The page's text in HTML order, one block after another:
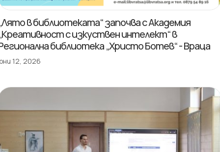
в библиотеката“ започва с Академия
с изкуствен интелект“ в
библиотека „Христо Ботев“ - Враца
12, 2026